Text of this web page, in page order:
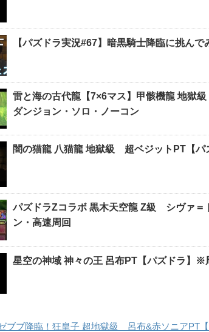
【パズドラ実況#67】暗黒騎士降臨に挑ん
雷と海の古代龍【7×6マス】甲骸機龍 地獄
ダンジョン・ソロ・ノーコン
闇の猫龍 八猫龍 地獄級 超ベジットPT【
パズドラZコラボ 黒木天空龍 Z級 シヴァ＝
ン・高速周回
星空の神域 神々の王 呂布PT【パズドラ】※
ブブ降臨！狂皇子 超地獄級 呂布&赤ソニアPT【